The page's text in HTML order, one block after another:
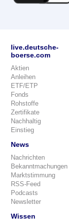
live.deutsche-
boerse.com
Aktien
Anleihen
ETF/ETP
Fonds
Rohstoffe
Zertifikate
Nachhaltig
Einstieg
News
Nachrichten
Bekanntmachungen
Marktstimmung
RSS-Feed
Podcasts
Newsletter
Wissen